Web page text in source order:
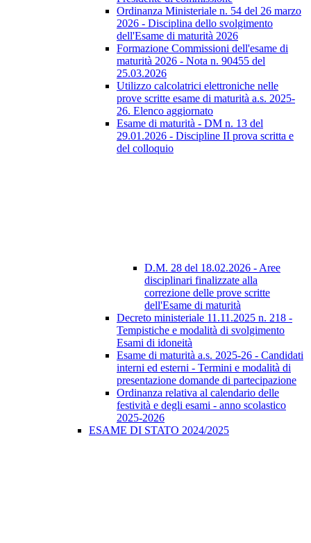
Ordinanza Ministeriale n. 54 del 26 marzo
2026 - Disciplina dello svolgimento
dell'Esame di maturità 2026
Formazione Commissioni dell'esame di
maturità 2026 - Nota n. 90455 del
25.03.2026
Utilizzo calcolatrici elettroniche nelle
prove scritte esame di maturità a.s. 2025-
26. Elenco aggiornato
Esame di maturità - DM n. 13 del
29.01.2026 - Discipline II prova scritta e
del colloquio
D.M. 28 del 18.02.2026 - Aree
disciplinari finalizzate alla
correzione delle prove scritte
dell'Esame di maturità
Decreto ministeriale 11.11.2025 n. 218 -
Tempistiche e modalità di svolgimento
Esami di idoneità
Esame di maturità a.s. 2025-26 - Candidati
interni ed esterni - Termini e modalità di
presentazione domande di partecipazione
Ordinanza relativa al calendario delle
festività e degli esami - anno scolastico
2025-2026
ESAME DI STATO 2024/2025